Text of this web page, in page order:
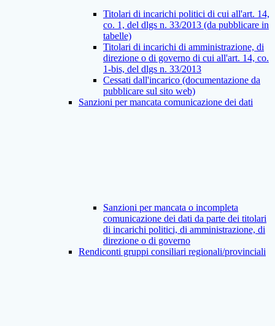
Titolari di incarichi politici di cui all'art. 14,
co. 1, del dlgs n. 33/2013 (da pubblicare in
tabelle)
Titolari di incarichi di amministrazione, di
direzione o di governo di cui all'art. 14, co.
1-bis, del dlgs n. 33/2013
Cessati dall'incarico (documentazione da
pubblicare sul sito web)
Sanzioni per mancata comunicazione dei dati
Sanzioni per mancata o incompleta
comunicazione dei dati da parte dei titolari
di incarichi politici, di amministrazione, di
direzione o di governo
Rendiconti gruppi consiliari regionali/provinciali